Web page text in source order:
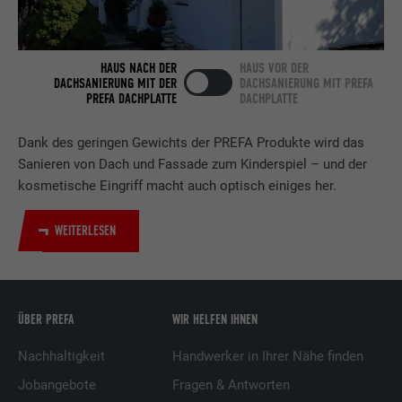
Dank des geringen Gewichts der PREFA Produkte wird das
Sanieren von Dach und Fassade zum Kinderspiel – und der
kosmetische Eingriff macht auch optisch einiges her.
WEITERLESEN
HAUS NACH DER
DACHSANIERUNG MIT DER
PREFA DACHPLATTE
HAUS VOR DER
DACHSANIERUNG MIT PREFA
DACHPLATTE
ÜBER PREFA
Nachhaltigkeit
Jobangebote
WIR HELFEN IHNEN
Handwerker in Ihrer Nähe finden
Fragen & Antworten
Zweck
Verwendet vom Social-Networking-Dienst
LinkedIn für die Verfolgung der
Verwendung von eingebetteten
Dienstleistungen.
Name bscookie
Anbieter LinkedIn
Laufzeit
Dienstleistungen.
Name UserMatchHistory